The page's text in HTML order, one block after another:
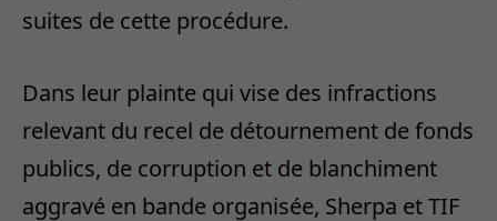
suites de cette procédure.
Dans leur plainte qui vise des infractions
relevant du recel de détournement de fonds
publics, de corruption et de blanchiment
aggravé en bande organisée, Sherpa et TIF